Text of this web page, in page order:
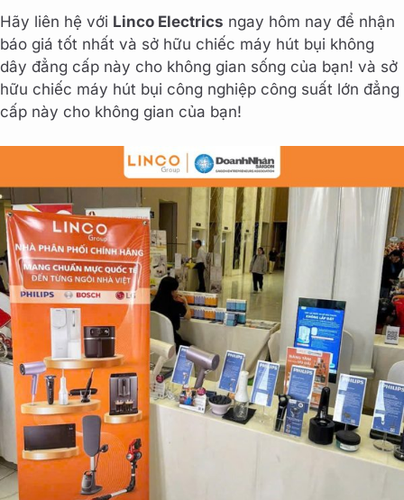
Hãy liên hệ với Linco Electrics ngay hôm nay để nhận
báo giá tốt nhất và sở hữu chiếc máy hút bụi không
dây đẳng cấp này cho không gian sống của bạn! và sở
hữu chiếc máy hút bụi công nghiệp công suất lớn đẳng
cấp này cho không gian của bạn!